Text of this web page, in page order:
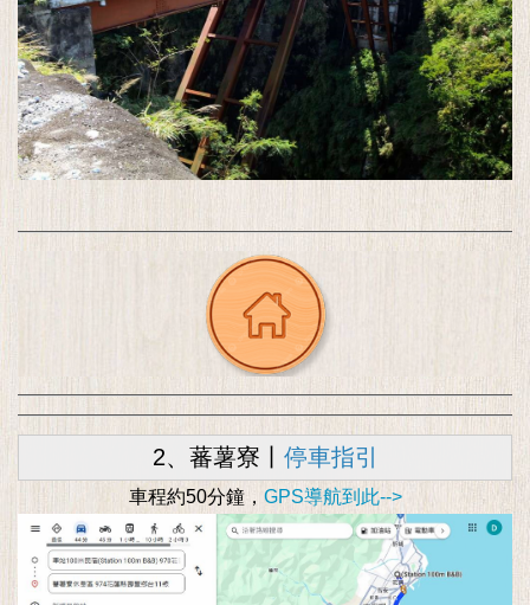
2、蕃薯寮丨 停車指引
車程約50分鐘， GPS導航到此-->